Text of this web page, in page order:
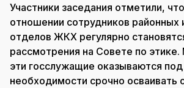
Участники заседания отметили,
отношении сотрудников районных
отделов ЖКХ регулярно
рассмотрения на Совете по
эти госслужащие оказываются
необходимости срочно осваивать